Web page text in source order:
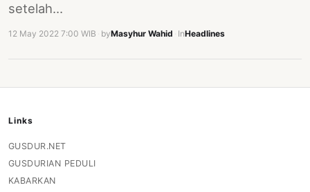
setelah…
12 May 2022 7:00 WIB byMasyhur Wahid InHeadlines
Links
GUSDUR.NET
GUSDURIAN PEDULI
KABARKAN